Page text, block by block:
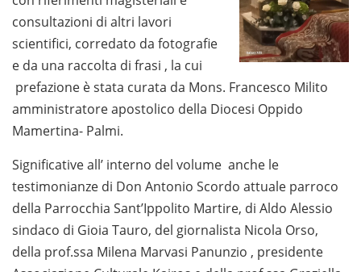
consultazioni di altri lavori
scientifici, corredato da fotografie
e da una raccolta di frasi , la cui
prefazione è stata curata da Mons. Francesco Milito
amministratore apostolico della Diocesi Oppido
Mamertina- Palmi.
Significative all’ interno del volume anche le
testimonianze di Don Antonio Scordo attuale parroco
della Parrocchia Sant’Ippolito Martire, di Aldo Alessio
sindaco di Gioia Tauro, del giornalista Nicola Orso,
della prof.ssa Milena Marvasi Panunzio , presidente